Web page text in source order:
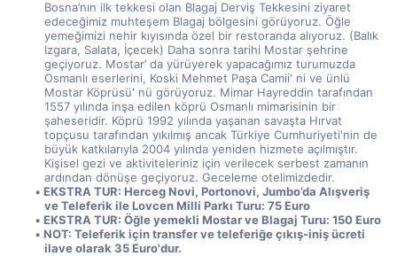
Bosna’nın ilk tekkesi olan Blagaj Derviş Tekkesini ziyaret
edeceğimiz muhteşem Blagaj bölgesini görüyoruz. Öğle
yemeğimizi nehir kıyısında özel bir restoranda alıyoruz. (Balık
Izgara, Salata, İçecek) Daha sonra tarihi Mostar şehrine
geçiyoruz. Mostar’ da yürüyerek yapacağımız turumuzda
Osmanlı eserlerini, Koski Mehmet Paşa Camii' ni ve ünlü
Mostar Köprüsü' nü görüyoruz. Mimar Hayreddin tarafından
1557 yılında inşa edilen köprü Osmanlı mimarisinin bir
şaheseridir. Köprü 1992 yılında yaşanan savaşta Hırvat
topçusu tarafından yıkılmış ancak Türkiye Cumhuriyeti'nin de
büyük katkılarıyla 2004 yılında yeniden hizmete açılmıştır.
Kişisel gezi ve aktiviteleriniz için verilecek serbest zamanın
ardından dönüşe geçiyoruz. Geceleme otelimizdedir.
EKSTRA TUR: Herceg Novi, Portonovi, Jumbo’da Alışveriş
ve Teleferik ile Lovcen Milli Parkı Turu: 75 Euro
EKSTRA TUR: Öğle yemekli Mostar ve Blagaj Turu: 150 Euro
NOT: Teleferik için transfer ve teleferiğe çıkış-iniş ücreti
ilave olarak 35 Euro'dur.